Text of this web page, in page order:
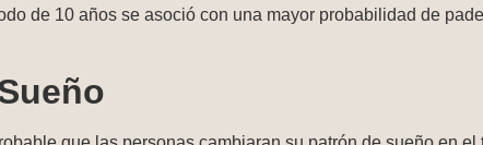
de 10 años se asoció con una mayor probabilidad de